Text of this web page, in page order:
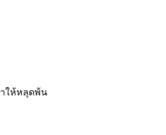
ให้หลุดพ้น